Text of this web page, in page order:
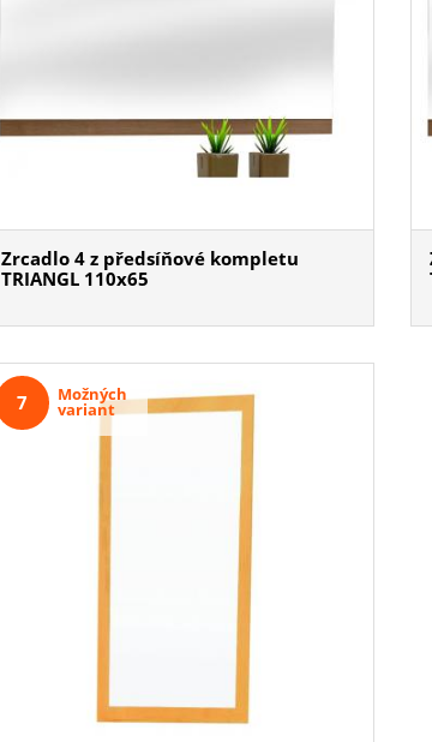
Zrcadlo 4 z předsíňové kompletu
TRIANGL 110x65
Možných
variant
7